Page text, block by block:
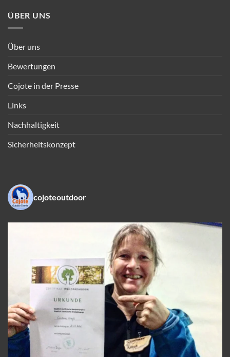
ÜBER UNS
Über uns
Bewertungen
Cojote in der Presse
Links
Nachhaltigkeit
Sicherheitskonzept
cojoteoutdoor